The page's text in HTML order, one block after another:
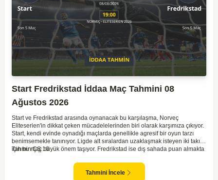
Start Fredrikstad İddaa Maç Tahmini 08
Ağustos 2026
Start ve Fredrikstad arasında oynanacak bu karşılaşma, Norveç
Eliteserien'in dikkat çeken mücadelelerinden biri olarak karşımıza çıkıyor.
Start, kendi evinde oynadığı maçlarda genellikle agresif bir oyun tarzı
benimsemekle tanınıyor. Ligde alt sıralardan uzaklaşmak isteyen iki takım
için bu maç büyük önem taşıyor. Fredrikstad ise dış sahada puan almakta
mücadelede zorluk çıkartabilir. Maçın temposunun yüksek olacağını ve
her iki takımın da sonuca gitmeye odaklanacağını düşünüyorum.
Tahmin ÇŞ 10
Tahmini İncele